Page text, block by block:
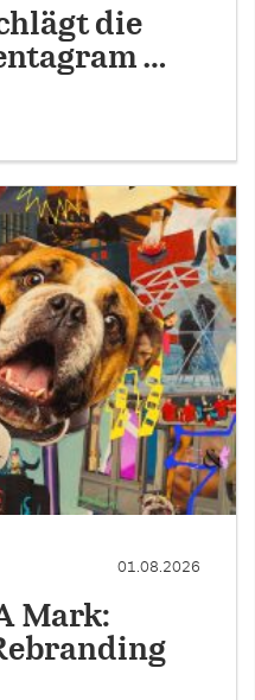
die
…
01.08.2026
Mark: